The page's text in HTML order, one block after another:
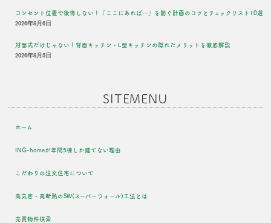
コンセント位置で後悔しない！「ここにあれば…」を防ぐ計画のコツとチェックリスト10選
2026年8月6日
対面式だけじゃない！背面キッチン・L型キッチンの隠れたメリットを徹底解説
2026年8月5日
SITEMENU
ホーム
ING-homeが年間5棟しか建てない理由
こだわりの注文住宅について
高気密・高断熱のSW(スーパーウォール)工法とは
売買物件検索